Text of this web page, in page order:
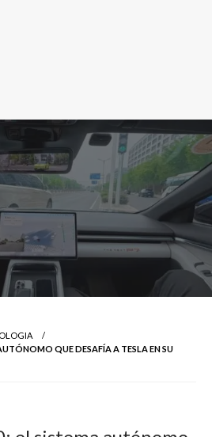
QUE DESAFÍA A TESLA EN SU